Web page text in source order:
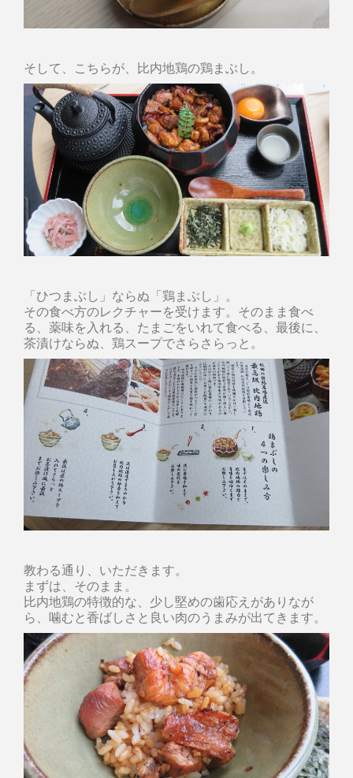
そして、こちらが、比内地鶏の鶏まぶし。
「ひつまぶし」ならぬ「鶏まぶし」。
その食べ方のレクチャーを受けます。そのまま食べ
る、薬味を入れる、たまごをいれて食べる、最後に、
茶漬けならぬ、鶏スープでさらさらっと。
教わる通り、いただきます。
まずは、そのまま。
比内地鶏の特徴的な、少し堅めの歯応えがありなが
ら、噛むと香ばしさと良い肉のうまみが出てきます。